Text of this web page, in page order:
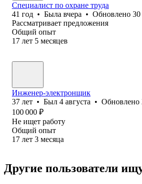
Специалист по охране труда
41 год • Была вчера • Обновлено 30
Рассматривает предложения
Общий опыт
17 лет 5 месяцев
Инженер-электронщик
37 лет • Был 4 августа • Обновлено
100 000 ₽
Не ищет работу
Общий опыт
17 лет 3 месяца
Другие пользователи